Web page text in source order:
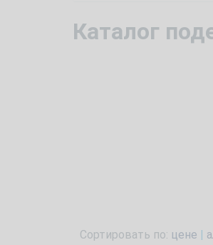
Каталог
Сортировать по: цене |